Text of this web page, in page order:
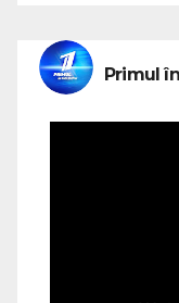
Primul